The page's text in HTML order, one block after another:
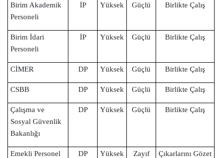
Birim Akademik
Personeli
İP Yüksek Güçlü Birlikte Çalış
Birim İdari
Personeli
İP Yüksek Güçlü Birlikte Çalış
CİMER DP Yüksek Güçlü Birlikte Çalış
CSBB DP Yüksek Güçlü Birlikte Çalış
Çalışma ve
Sosyal Güvenlik
Bakanlığı
DP Yüksek Güçlü Birlikte Çalış
Emekli Personel DP Yüksek Zayıf Çıkarlarını Gözet